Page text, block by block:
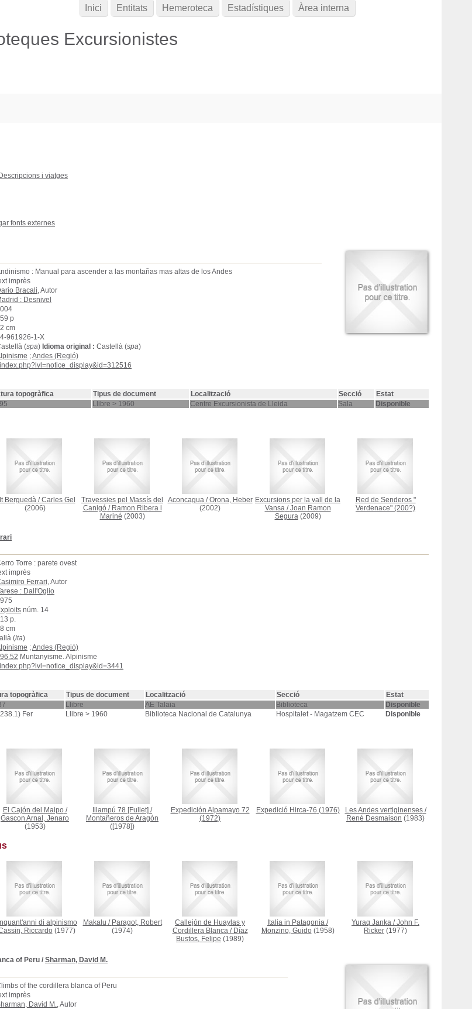
Excursionistes
i viatges
fonts externes
: Manual para ascender a las montañas mas altas de los Andes
imprès
Bracali, Autor
: Desnivel
p
cm
961926-1-X
(spa) Idioma original : Castellà (spa)
;Andes (Regió)
topogràfica Tipus de document Localització Secció
Estat
Llibre > 1960 Centre Excursionista de Lleida Sala Disponible
Berguedà/Carles Gel
(2006)
Travessies pel Massís del
Canigó/ Ramon Ribera i
Mariné (2003)
Aconcagua/Orona, Heber
(2002)
Excursions per la vall de la
Vansa/Joan Ramon
Segura(2009)
Red de Senderos "
Verdenace" (200?)
Torre : parete ovest
imprès
Ferrari, Autor
: Dall'Oglio
núm. 14
p.
cm
(ita)
;Andes (Regió)
Muntanyisme. Alpinisme
topogràfica Tipus de document Localització Secció
Estat
Llibre AE Talaia Biblioteca
Disponible
Fer Llibre > 1960 Biblioteca Nacional de Catalunya Hospitalet - Magatzem CEC Disponible
El Cajón del Maipo/
Gascon Arnal, Jenaro
(1953)
Illampú 78 [Fullet] /
Montañeros de Aragón
([1978])
Expedición Alpamayo 72
(1972)
Expedició Hirca-76 (1976) Les Andes vertiginenses/
René Desmaison (1983)
di alpinismo
Riccardo(1977)
Makalu / Paragot, Robert
(1974)
Callejón de Huaylas y
Cordillera Blanca/ Díaz
Bustos, Felipe (1989)
Italia in Patagonia /
Monzino, Guido(1958)
Yuraq Janka /John F.
Ricker (1977)
of Peru / Sharman, David M.
of the cordillera blanca of Peru
imprès
David M., Autor
Inici Entitats Hemeroteca Estadístiques Àrea interna